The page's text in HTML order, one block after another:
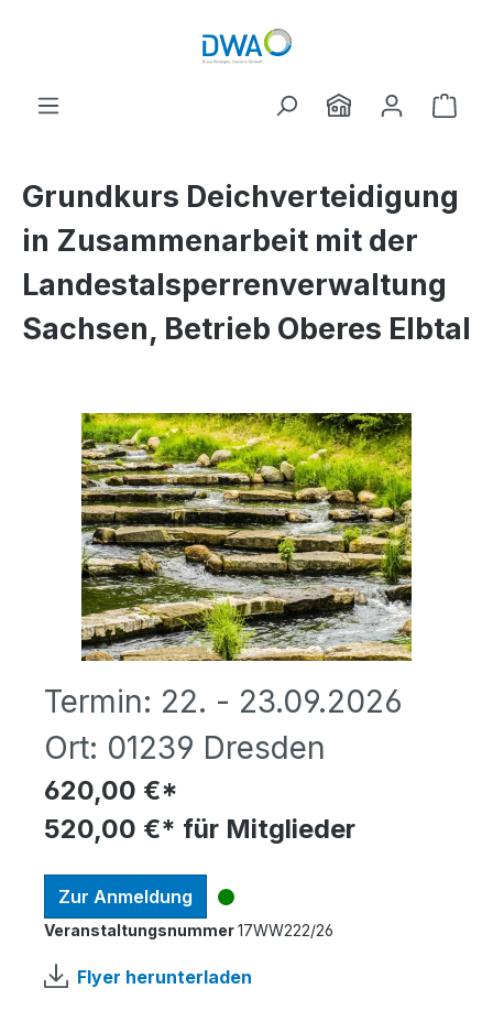
Grundkurs Deichverteidigung
in Zusammenarbeit mit der
Landestalsperrenverwaltung
Sachsen, Betrieb Oberes Elbtal
Bildergalerie überspringen
Termin: 22. - 23.09.2026
Ort: 01239 Dresden
620,00 €*
520,00 €* für Mitglieder
Zur Anmeldung
Veranstaltungsnummer17WW222/26
Flyer herunterladen